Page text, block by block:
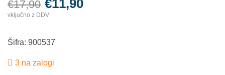
€17,90 €11,90
vključno z DDV
Šifra: 900537
3 na zalogi